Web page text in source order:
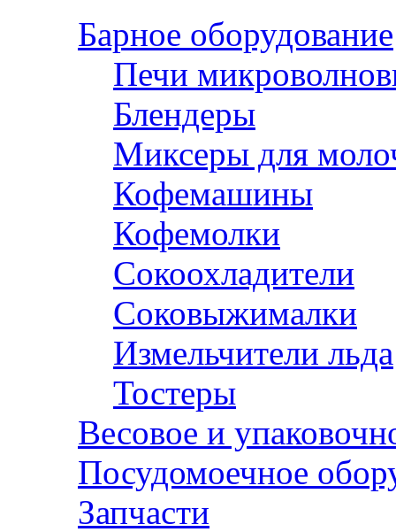
Барное оборудование
Печи
Блендеры
Миксеры для
Кофемашины
Кофемолки
Сокоохладители
Соковыжималки
Измельчители льда
Тостеры
Весовое и
Посудомоечное
Запчасти